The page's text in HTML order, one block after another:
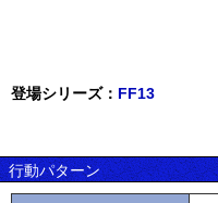
登場シリーズ： FF13
行動パターン